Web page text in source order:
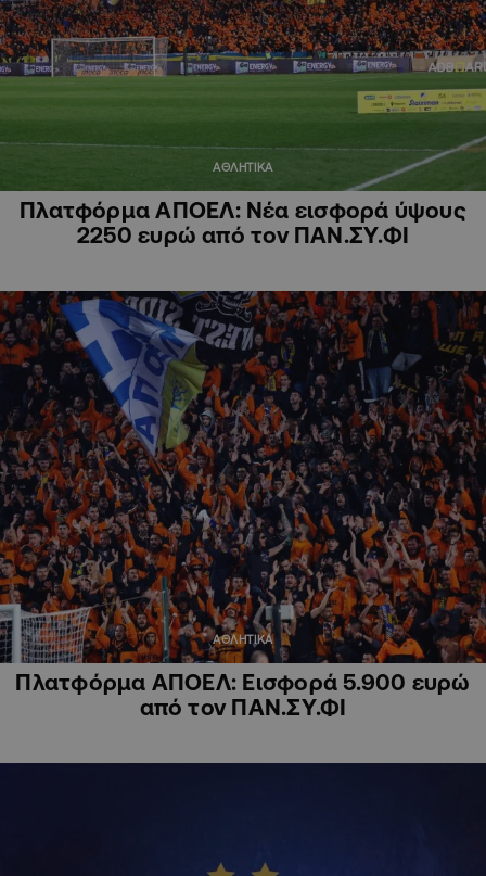
ΑΘΛΗΤΙΚΑ
Πλατφόρμα ΑΠΟΕΛ: Νέα εισφορά ύψους
2250 ευρώ από τον ΠΑΝ.ΣΥ.ΦΙ
ΑΘΛΗΤΙΚΑ
Πλατφόρμα ΑΠΟΕΛ: Εισφορά 5.900 ευρώ
από τον ΠΑΝ.ΣΥ.ΦΙ